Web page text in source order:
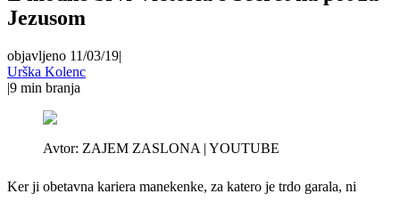
Jezusom
objavljeno 11/03/19|
Urška Kolenc
|9 min branja
Avtor: ZAJEM ZASLONA | YOUTUBE
Ker ji obetavna kariera manekenke, za katero je trdo garala, ni